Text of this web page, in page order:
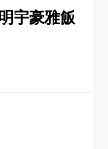
宇豪雅飯